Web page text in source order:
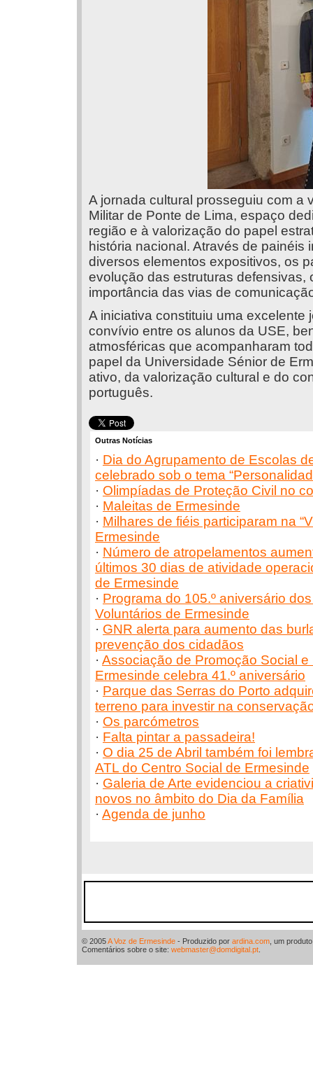
A jornada cultural prosseguiu com a
Militar de Ponte de Lima, espaço
região e à valorização do papel
história nacional. Através de painéis
diversos elementos expositivos, os
evolução das estruturas defensivas,
importância das vias de
A iniciativa constituiu uma
convívio entre os alunos da USE,
atmosféricas que acompanharam
papel da Universidade Sénior de
ativo, da valorização cultural e do
português.
Outras Notícias
· Dia do Agrupamento de Escolas
celebrado sob o tema
· Olimpíadas de Proteção Civil no
· Maleitas de Ermesinde
· Milhares de fiéis participaram na
Ermesinde
· Número de atropelamentos
últimos 30 dias de atividade
de Ermesinde
· Programa do 105.º aniversário
Voluntários de Ermesinde
· GNR alerta para aumento das
prevenção dos cidadãos
· Associação de Promoção Social e
Ermesinde celebra 41.º aniversário
· Parque das Serras do Porto
terreno para investir na
· Os parcómetros
· Falta pintar a passadeira!
· O dia 25 de Abril também foi
ATL do Centro Social de Ermesinde
· Galeria de Arte evidenciou a
novos no âmbito do Dia da Família
· Agenda de junho
© 2005A Voz de Ermesinde - Produzido por ardina.com , um
Comentários sobre o site: webmaster@domdigital.pt